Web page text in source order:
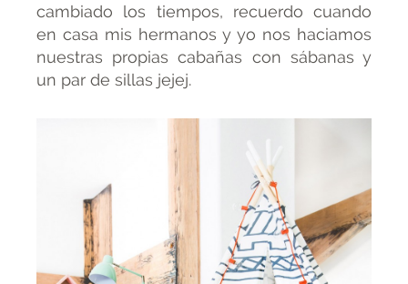
cambiado los tiempos, recuerdo cuando
en casa mis hermanos y yo nos haciamos
nuestras propias cabañas con sábanas y
un par de sillas jejej.